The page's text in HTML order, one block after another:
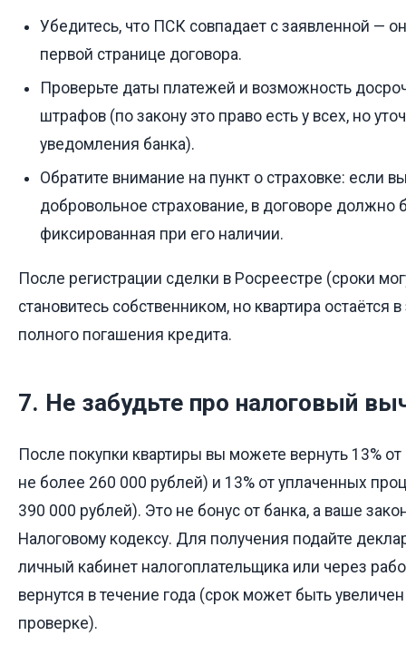
Убедитесь, что ПСК совпадает с заявленной —
первой странице договора.
Проверьте даты платежей и возможность
штрафов (по закону это право есть у всех, но
уведомления банка).
Обратите внимание на пункт о страховке: если
добровольное страхование, в договоре должно
фиксированная при его наличии.
После регистрации сделки в Росреестре (сроки
становитесь собственником, но квартира остаётся
полного погашения кредита.
7. Не забудьте про налоговый
После покупки квартиры вы можете вернуть 13%
не более 260 000 рублей) и 13% от уплаченных
390 000 рублей). Это не бонус от банка, а ваше
Налоговому кодексу. Для получения подайте
личный кабинет налогоплательщика или через
вернутся в течение года (срок может быть
проверке).